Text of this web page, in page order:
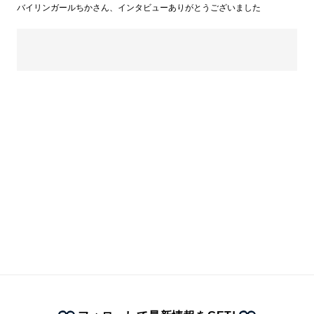
バイリンガールちかさん、インタビューありがとうございました